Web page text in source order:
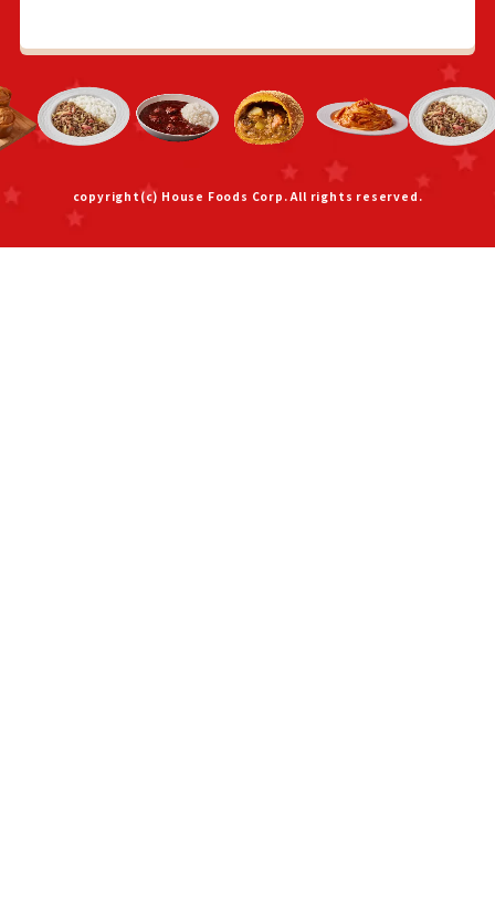
copyright(c) House Foods Corp. All rights reserved.